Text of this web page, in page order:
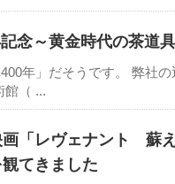
念～黄金時代の茶道具
年」だそうです。 弊社の
館（ ...
画「レヴェナント 蘇え
観てきました